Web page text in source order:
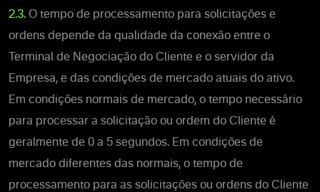
2.3. O tempo de processamento para solicitações e
ordens depende da qualidade da conexão entre o
Terminal de Negociação do Cliente e o servidor da
Empresa, e das condições de mercado atuais do ativo.
Em condições normais de mercado, o tempo necessário
para processar a solicitação ou ordem do Cliente é
geralmente de 0 a 5 segundos. Em condições de
mercado diferentes das normais, o tempo de
processamento para as solicitações ou ordens do Cliente